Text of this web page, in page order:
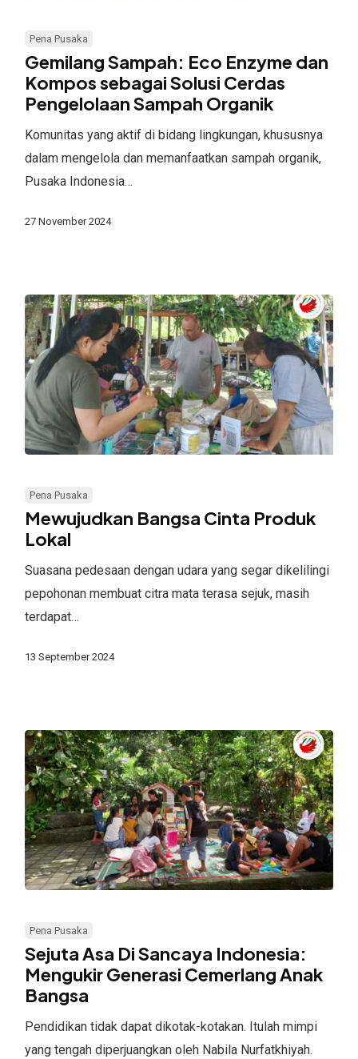
Sampah:
Eco
Enzyme
dan
Pengelolaan
Pena Pusaka
Gemilang Sampah: Eco Enzyme dan
Kompos sebagai Solusi Cerdas
Pengelolaan Sampah Organik
Komunitas yang aktif di bidang lingkungan, khususnya
dalam mengelola dan memanfaatkan sampah organik,
Pusaka Indonesia…
27 November 2024
Bangsa
Cinta
Produk
Pena Pusaka
Mewujudkan Bangsa Cinta Produk
Lokal
Suasana pedesaan dengan udara yang segar dikelilingi
pepohonan membuat citra mata terasa sejuk, masih
terdapat…
13 September 2024
Asa
Di
Sancaya
Indonesia:
Pena Pusaka
Sejuta Asa Di Sancaya Indonesia:
Mengukir Generasi Cemerlang Anak
Bangsa
Pendidikan tidak dapat dikotak-kotakan. Itulah mimpi
yang tengah diperjuangkan oleh Nabila Nurfatkhiyah.